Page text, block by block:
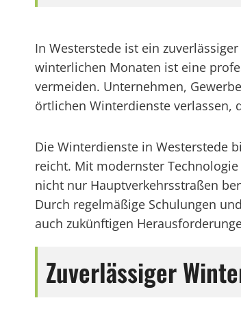
In Westerstede ist ein
winterlichen Monaten ist eine
vermeiden. Unternehmen,
örtlichen Winterdienste verlassen,
Die Winterdienste in Westerstede
reicht. Mit modernster
nicht nur Hauptverkehrsstraßen
Durch regelmäßige Schulungen
auch zukünftigen
Zuverlässiger